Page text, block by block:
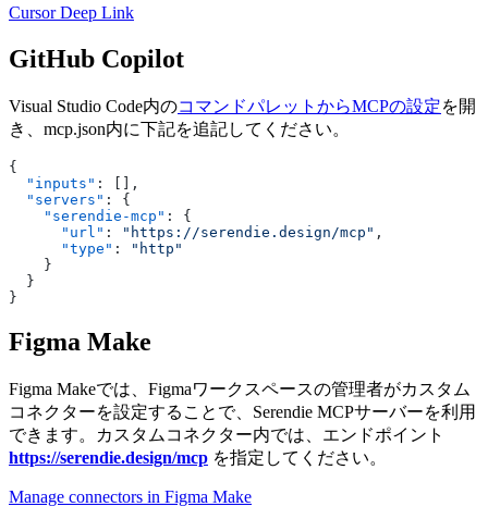
Cursor Deep Link
GitHub Copilot
Visual Studio Code内のコマンドパレットからMCPの設定を開
き、mcp.json内に下記を追記してください。
{
  "inputs"
: [],
  "servers"
: {
    "serendie-mcp"
: {
      "url"
: "https://serendie.design/mcp" ,
      "type"
:
"http"
    }
  }
}
Figma Make
Figma Makeでは、Figmaワークスペースの管理者がカスタム
コネクターを設定することで、Serendie MCPサーバーを利用
できます。カスタムコネクター内では、エンドポイント
https://serendie.design/mcp を指定してください。
Manage connectors in Figma Make